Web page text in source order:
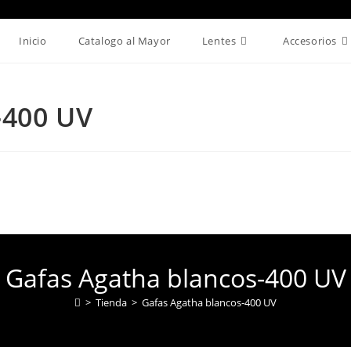
Inicio Catalogo al Mayor Lentes Accesorios
UV
Gafas Agatha blancos-400 UV
> Tienda > Gafas Agatha blancos-400 UV